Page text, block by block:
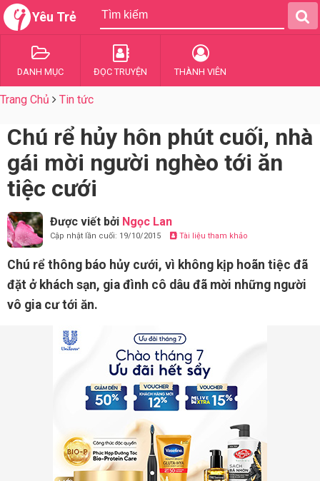
Yêu Trẻ
DANH MỤC ĐỌC TRUYỆN THÀNH VIÊN
Trang Chủ Tin tức
Chú rể hủy hôn phút cuối, nhà
gái mời người nghèo tới ăn
tiệc cưới
Được viết bởi Ngọc Lan
Cập nhật lần cuối: 19/10/2015 Tài liệu tham khảo
Chú rể thông báo hủy cưới, vì không kịp hoãn tiệc đã
đặt ở khách sạn, gia đình cô dâu đã mời những người
vô gia cư tới ăn.